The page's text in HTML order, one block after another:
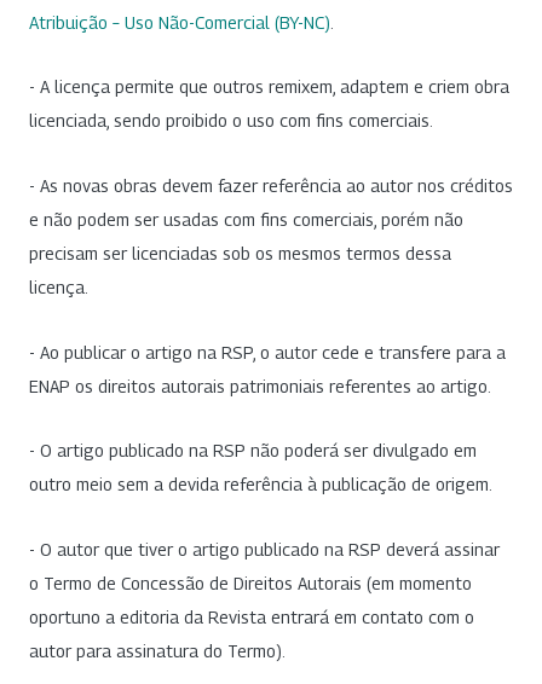
Atribuição – Uso Não-Comercial (BY-NC)
- A licença permite que outros remixem, adaptem e criem obra
licenciada, sendo proibido o uso com fins comerciais.
- As novas obras devem fazer referência ao autor nos créditos
e não podem ser usadas com fins comerciais, porém não
precisam ser licenciadas sob os mesmos termos dessa
licença.
- Ao publicar o artigo na RSP, o autor cede e transfere para a
ENAP os direitos autorais patrimoniais referentes ao artigo.
- O artigo publicado na RSP não poderá ser divulgado em
outro meio sem a devida referência à publicação de origem.
- O autor que tiver o artigo publicado na RSP deverá assinar
o Termo de Concessão de Direitos Autorais (em momento
oportuno a editoria da Revista entrará em contato com o
autor para assinatura do Termo).